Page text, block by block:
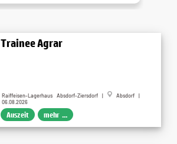
Trainee Agrar
Raiffeisen-Lagerhaus Absdorf-Ziersdorf |
Absdorf |
06.08.2026
Auszeit mehr ...